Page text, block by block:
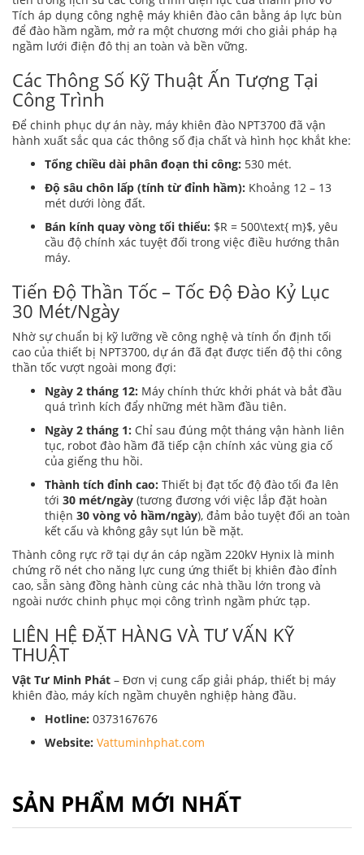
Tích áp dụng công nghệ máy khiên đào cân bằng áp lực bùn
để đào hầm ngầm, mở ra một chương mới cho giải pháp hạ
ngầm lưới điện đô thị an toàn và bền vững.
Các Thông Số Kỹ Thuật Ấn Tượng Tại
Công Trình
Để chinh phục dự án này, máy khiên đào NPT3700 đã vận
hành xuất sắc qua các thông số địa chất và hình học khắt khe:
Tổng chiều dài phân đoạn thi công: 530 mét.
Độ sâu chôn lấp (tính từ đỉnh hầm): Khoảng 12 – 13
mét dưới lòng đất.
Bán kính quay vòng tối thiểu: $R = 500\text{ m}$, yêu
cầu độ chính xác tuyệt đối trong việc điều hướng thân
máy.
Tiến Độ Thần Tốc – Tốc Độ Đào Kỷ Lục
30 Mét/Ngày
Nhờ sự chuẩn bị kỹ lưỡng về công nghệ và tính ổn định tối
cao của thiết bị NPT3700, dự án đã đạt được tiến độ thi công
thần tốc vượt ngoài mong đợi:
Ngày 2 tháng 12: Máy chính thức khởi phát và bắt đầu
quá trình kích đẩy những mét hầm đầu tiên.
Ngày 2 tháng 1: Chỉ sau đúng một tháng vận hành liên
tục, robot đào hầm đã tiếp cận chính xác vùng gia cố
của giếng thu hồi.
Thành tích đỉnh cao: Thiết bị đạt tốc độ đào tối đa lên
tới 30 mét/ngày (tương đương với việc lắp đặt hoàn
thiện 30 vòng vỏ hầm/ngày), đảm bảo tuyệt đối an toàn
kết cấu và không gây sụt lún bề mặt.
Thành công rực rỡ tại dự án cáp ngầm 220kV Hynix là minh
chứng rõ nét cho năng lực cung ứng thiết bị khiên đào đỉnh
cao, sẵn sàng đồng hành cùng các nhà thầu lớn trong và
ngoài nước chinh phục mọi công trình ngầm phức tạp.
LIÊN HỆ ĐẶT HÀNG VÀ TƯ VẤN KỸ
THUẬT
Vật Tư Minh Phát – Đơn vị cung cấp giải pháp, thiết bị máy
khiên đào, máy kích ngầm chuyên nghiệp hàng đầu.
Hotline: 0373167676
Website: Vattuminhphat.com
SẢN PHẨM MỚI NHẤT